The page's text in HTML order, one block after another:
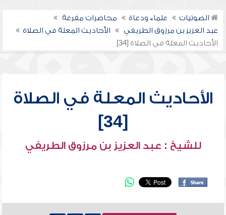
الصوتيات علماء ودعاة
محاضرات مفرغة
عبد العزيز بن مرزوق الطريفي
الأحاديث المعلة في الصلاة
الأحاديث المعلة في الصلاة [34]
الأحاديث المعلة في الصلاة
[34]
للشيخ : عبد العزيز بن مرزوق الطريفي